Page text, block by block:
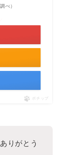
べ）
ポチップ
りがとう